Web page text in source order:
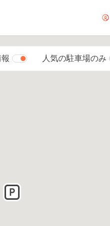
人気の駐車場のみ